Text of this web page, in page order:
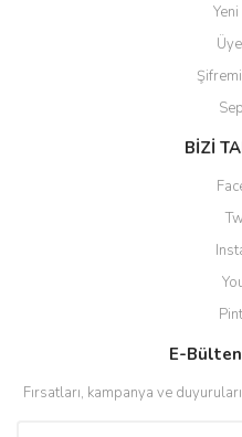
BİZİ
E-
Fırsatları, kampanya ve